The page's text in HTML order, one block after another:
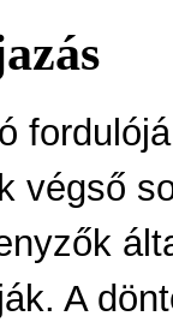
végső
A